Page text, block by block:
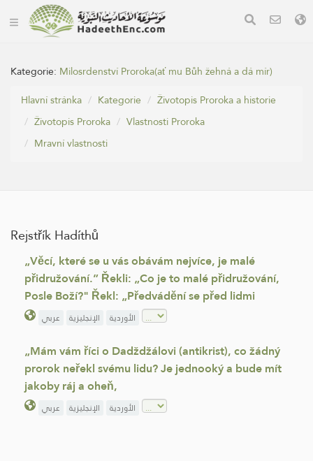
Kategorie: Milosrdenství Proroka(ať mu Bůh žehná a dá mír)
Hlavní stránka
Kategorie
Životopis Proroka a historie
Životopis Proroka
Vlastnosti Proroka
Mravní vlastnosti
Rejstřík Hadíthů
„Věcí, které se u vás obávám nejvíce, je malé
přidružování.” Řekli: „Co je to malé přidružování,
Posle Boží?" Řekl: „Předvádění se před lidmi
عربي الإنجليزية الأوردية
„Mám vám říci o Dadždžálovi (antikrist), co žádný
prorok neřekl svému lidu? Je jednooký a bude mít
jakoby ráj a oheň,
عربي الإنجليزية الأوردية